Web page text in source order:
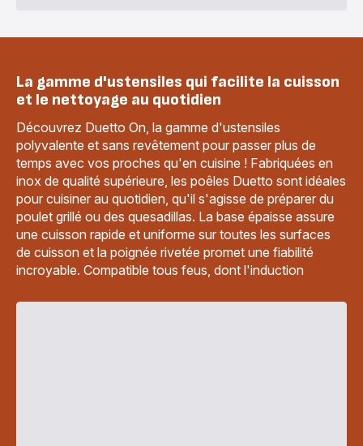
La gamme d'ustensiles qui facilite la cuisson
et le nettoyage au quotidien
Découvrez Duetto On, la gamme d'ustensiles
polyvalente et sans revêtement pour passer plus de
temps avec vos proches qu'en cuisine ! Fabriquées en
inox de qualité supérieure, les poêles Duetto sont idéales
pour cuisiner au quotidien, qu'il s'agisse de préparer du
poulet grillé ou des quesadillas. La base épaisse assure
une cuisson rapide et uniforme sur toutes les surfaces
de cuisson et la poignée rivetée promet une fiabilité
incroyable. Compatible tous feus, dont l'induction